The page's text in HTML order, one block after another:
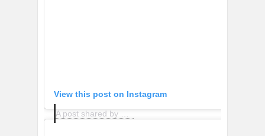
View this post on Instagram